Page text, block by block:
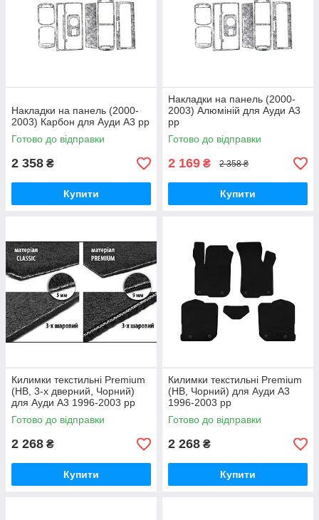
Накладки на панель (2000-
2003) Карбон для Ауди A3 рр
Готово до відправки
2 358 ₴
Купити
Накладки на панель (2000-
2003) Алюміній для Ауди A3
рр
Готово до відправки
2 169 ₴ 2 358 ₴
Купити
Килимки текстильні Premium
(HB, 3-х дверний, Чорний)
для Ауди A3 1996-2003 рр
Готово до відправки
2 268 ₴
Купити
Килимки текстильні Premium
(HB, Чорний) для Ауди A3
1996-2003 рр
Готово до відправки
2 268 ₴
Купити